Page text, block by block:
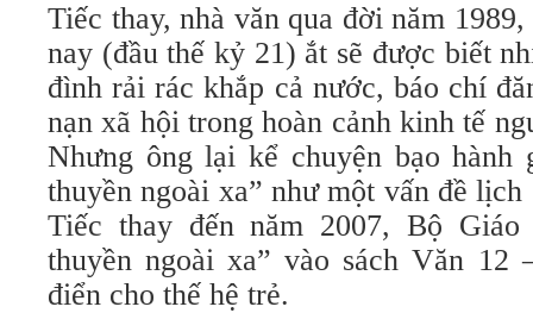
Tiếc thay, nhà văn qua đời năm
nay (đầu thế kỷ 21) ắt sẽ được biết
đình rải rác khắp cả nước, báo chí
nạn xã hội trong hoàn cảnh kinh tế
Nhưng ông lại kể chuyện bạo hành
thuyền ngoài xa” như một vấn đề
Tiếc thay đến năm 2007, Bộ
thuyền ngoài xa” vào sách Văn 12
điển cho thế hệ trẻ.